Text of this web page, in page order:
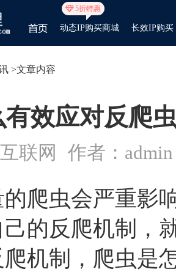
5折特惠
动态IP购买商城 长效IP购买
>文章内容
有效应对反爬
联网 作者：admin
爬虫会严重影
的反爬机制，
爬机制，爬虫是